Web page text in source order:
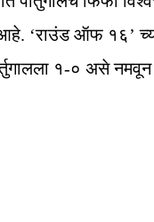
‘राउंड ऑफ १६’ च्या
१-० असे नमवून